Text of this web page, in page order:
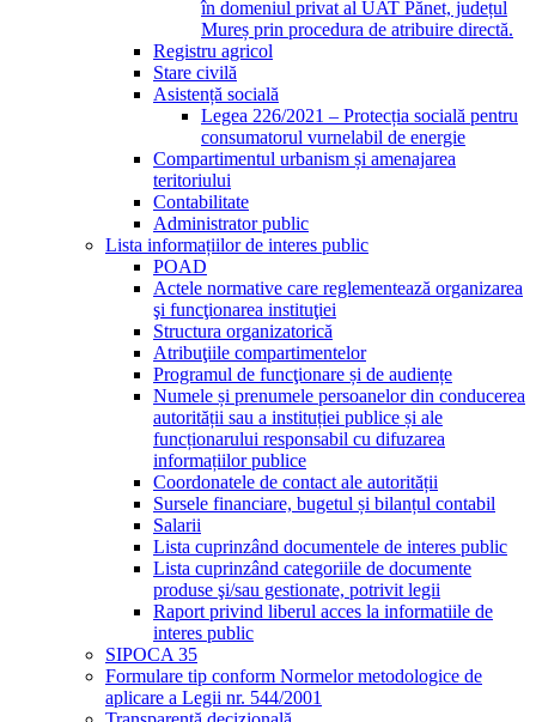
în domeniul privat al UAT Pănet, județul
Mureș prin procedura de atribuire directă.
Registru agricol
Stare civilă
Asistență socială
Legea 226/2021 – Protecția socială pentru
consumatorul vurnelabil de energie
Compartimentul urbanism și amenajarea
teritoriului
Contabilitate
Administrator public
Lista informațiilor de interes public
POAD
Actele normative care reglementează organizarea
şi funcţionarea instituţiei
Structura organizatorică
Atribuţiile compartimentelor
Programul de funcţionare și de audiențe
Numele și prenumele persoanelor din conducerea
autorității sau a instituției publice și ale
funcționarului responsabil cu difuzarea
informațiilor publice
Coordonatele de contact ale autorității
Sursele financiare, bugetul și bilanțul contabil
Salarii
Lista cuprinzând documentele de interes public
Lista cuprinzând categoriile de documente
produse şi/sau gestionate, potrivit legii
Raport privind liberul acces la informatiile de
interes public
SIPOCA 35
Formulare tip conform Normelor metodologice de
aplicare a Legii nr. 544/2001